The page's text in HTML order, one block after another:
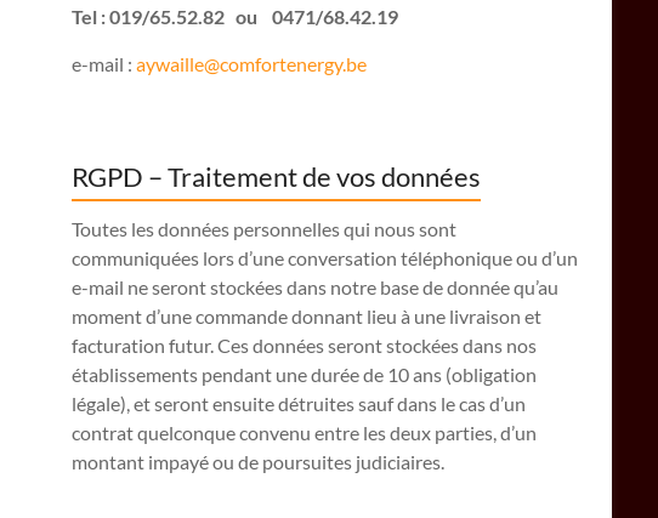
Tel : 019/65.52.82 ou 0471/68.42.19
e-mail : aywaille@comfortenergy.be
RGPD – Traitement de vos données
Toutes les données personnelles qui nous sont
communiquées lors d’une conversation téléphonique ou d’un
e-mail ne seront stockées dans notre base de donnée qu’au
moment d’une commande donnant lieu à une livraison et
facturation futur. Ces données seront stockées dans nos
établissements pendant une durée de 10 ans (obligation
légale), et seront ensuite détruites sauf dans le cas d’un
contrat quelconque convenu entre les deux parties, d’un
montant impayé ou de poursuites judiciaires.